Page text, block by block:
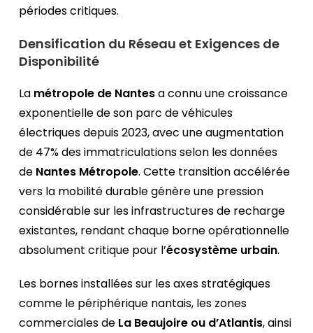
périodes critiques.
Densification du Réseau et Exigences de
Disponibilité
La métropole de Nantesa connu une croissance
exponentielle de son parc de véhicules
électriques depuis 2023, avec une augmentation
de 47% des immatriculations selon les données
de Nantes Métropole. Cette transition accélérée
vers la mobilité durable génère une pression
considérable sur les infrastructures de recharge
existantes, rendant chaque borne opérationnelle
absolument critique pour l’écosystème urbain.
Les bornes installées sur les axes stratégiques
comme le périphérique nantais, les zones
commerciales de La Beaujoire ou d’Atlantis, ainsi